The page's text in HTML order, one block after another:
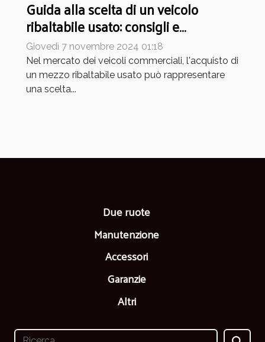
Guida alla scelta di un veicolo
ribaltabile usato: consigli e
precauzioni
Giovedì 7 novembre 2024 01:18
Nel mercato dei veicoli commerciali, l'acquisto di
un mezzo ribaltabile usato può rappresentare
una scelta...
Due ruote
Manutenzione
Accessori
Garanzie
Altri